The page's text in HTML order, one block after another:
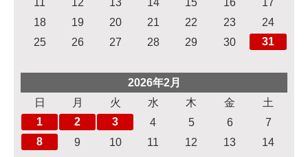
11
12 13 14 15 16
17
18
19 20 21 22 23
24
25
26 27 28 29 30 31
2026年2月
日
月 火 水 木 金
土
1
2 3 4 5 6
7
8
9 10 11 12 13
14